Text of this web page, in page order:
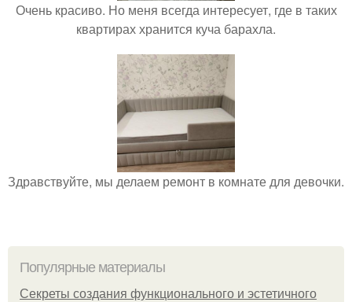
Очень красиво. Но меня всегда интересует, где в таких
квартирах хранится куча барахла.
Здравствуйте, мы делаем ремонт в комнате для девочки.
Популярные материалы
Секреты создания функционального и эстетичного